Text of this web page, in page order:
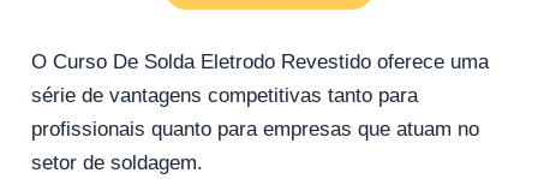
O Curso De Solda Eletrodo Revestido oferece uma
série de vantagens competitivas tanto para
profissionais quanto para empresas que atuam no
setor de soldagem.